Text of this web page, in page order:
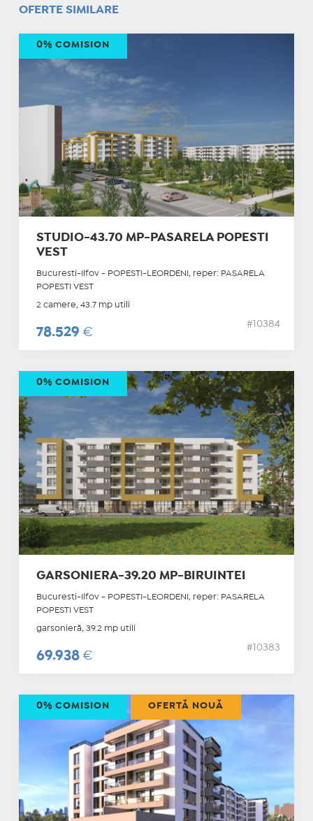
OFERTE SIMILARE
STUDIO-43.70 MP-PASARELA POPESTI
VEST
Bucuresti-Ilfov - POPESTI-LEORDENI, reper: PASARELA
POPESTI VEST
2 camere, 43.7 mp utili
78.529 €
#10384
0% COMISION
GARSONIERA-39.20 MP-BIRUINTEI
Bucuresti-Ilfov - POPESTI-LEORDENI, reper: PASARELA
POPESTI VEST
garsonieră, 39.2 mp utili
69.938 €
#10383
0% COMISION
0% COMISION OFERTĂ NOUĂ